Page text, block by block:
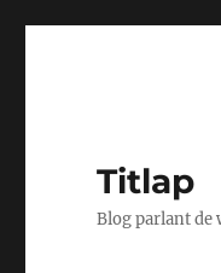
Titlap
Blog parlant de